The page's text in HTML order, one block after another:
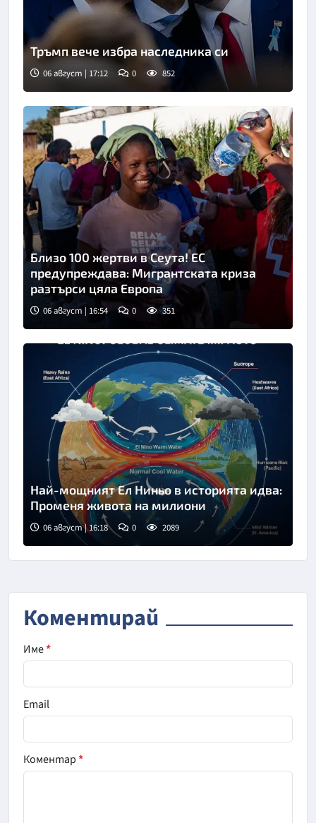
Тръмп вече избра наследника си
06 август | 17:12 0 852
Снимка: БТА
Близо 100 жертви в Сеута! ЕС
предупреждава: Мигрантската криза
разтърси цяла Европа
06 август | 16:54 0 351
Най-мощният Ел Ниньо в историята идва:
Променя живота на милиони
06 август | 16:18 0 2089
Коментирай
Име*
Email
Коментар*